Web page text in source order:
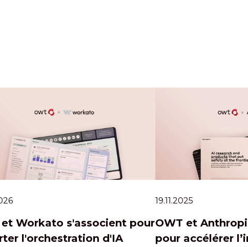
et Workato s'associent pour
l'orchestration d'IA
19.11.2025
OWT et
pour accélérer